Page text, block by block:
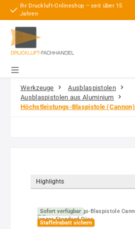
Zum Hauptinhalt springen
Ihr Druckluft-Onlineshop – seit über 15
Jahren
Werkzeuge
Ausblaspistolen
Ausblaspistolen aus Aluminium
Höchstleistungs-Blaspistole (Cannon)
Sofort verfügbar
Staffelrabatt sichern